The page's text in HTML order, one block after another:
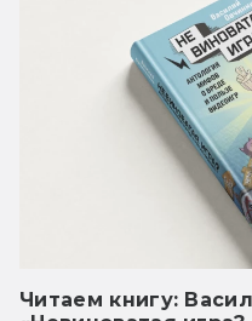
Читаем книгу: